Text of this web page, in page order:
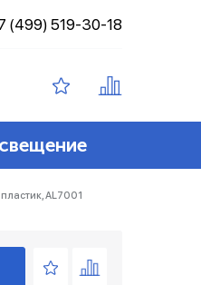
(499) 519-30-18
AL7001